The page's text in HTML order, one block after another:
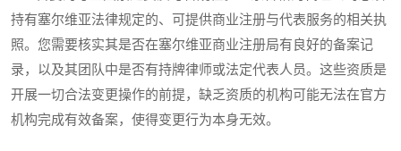
持有塞尔维亚法律规定的、可提供商业注册与代表服务的相关执
照。您需要核实其是否在塞尔维亚商业注册局有良好的备案记
录，以及其团队中是否有持牌律师或法定代表人员。这些资质是
开展一切合法变更操作的前提，缺乏资质的机构可能无法在官方
机构完成有效备案，使得变更行为本身无效。